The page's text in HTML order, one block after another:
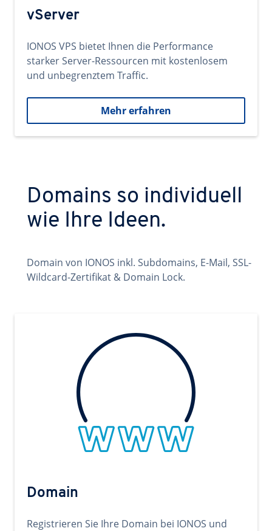
vServer
IONOS VPS bietet Ihnen die Performance
starker Server-Ressourcen mit kostenlosem
und unbegrenztem Traffic.
Mehr erfahren
Domains so individuell
wie Ihre Ideen.
Domain von IONOS inkl. Subdomains, E-Mail, SSL-
Wildcard-Zertifikat & Domain Lock.
Domain
Registrieren Sie Ihre Domain bei IONOS und